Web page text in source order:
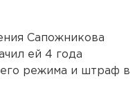
Сапожникова
ей 4 года
режима и штраф в